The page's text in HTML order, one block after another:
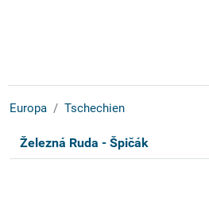
Europa Tschechien
Železná Ruda - Špičák